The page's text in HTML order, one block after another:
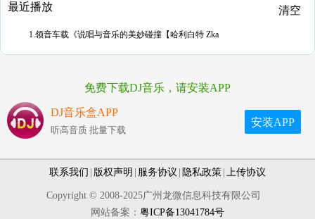
最近播放 清空
1.领音车载《说唱与音乐的美妙碰撞【哈利白特 Zka
免费下载DJ音乐，请安装APP
DJ音乐盒APP
听高音质 批量下载
安装APP
联系我们 版权声明 服务协议 隐私政策 上传协议
Copyright © 2008-2025广州龙微信息科技有限公司
网站备案： 粤ICP备13041784号